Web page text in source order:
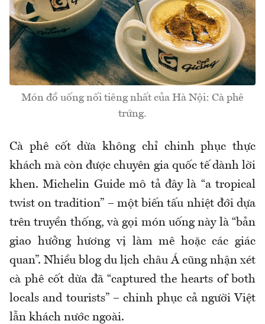
Món đồ uống nối tiêng nhất của Hà Nội: Cà phê
trứng.
Cà phê cốt dừa không chỉ chinh phục thực
khách mà còn được chuyên gia quốc tế dành lời
khen. Michelin Guide mô tả đây là “a tropical
twist on tradition” – một biến tấu nhiệt đới dựa
trên truyền thống, và gọi món uống này là “bản
giao hưởng hương vị làm mê hoặc các giác
quan”. Nhiều blog du lịch châu Á cũng nhận xét
cà phê cốt dừa đã “captured the hearts of both
locals and tourists” – chinh phục cả người Việt
lẫn khách nước ngoài.